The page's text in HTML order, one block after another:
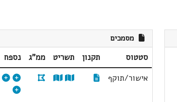
מסמכים
סטטוס תקנון תשריט ממ"ג
נספח
אישור/תוקף